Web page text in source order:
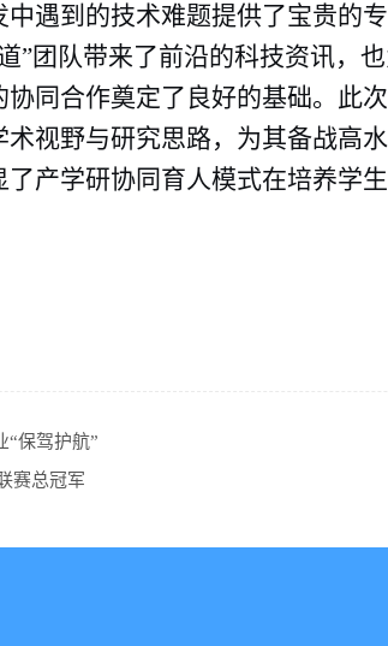
遇到的技术难题提供了宝贵的专
”团队带来了前沿的科技资讯，
同合作奠定了良好的基础。 此
视野与研究思路，为其备战高
产学研协同育人模式在培养学
“保驾护航”
赛总冠军